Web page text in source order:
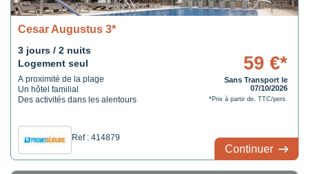
Cesar Augustus 3*
3 jours / 2 nuits
Logement seul
A proximité de la plage
Un hôtel familial
Des activités dans les alentours
Ref : 414879
59 €*
Sans Transport le
07/10/2026
*Prix à partir de, TTC/pers.
Continuer